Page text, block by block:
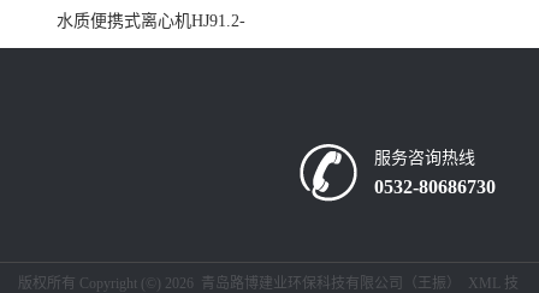
水质便携式离心机HJ91.2-
2022地表水总磷监测内置有
服务咨询热线
0532-80686730
版权所有 Copyright (©) 2026 青岛路博建业环保科技有限公司（王振） XML 技